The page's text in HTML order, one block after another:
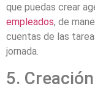
que puedas crear
empleados, de
cuentas de las
jornada.
5.